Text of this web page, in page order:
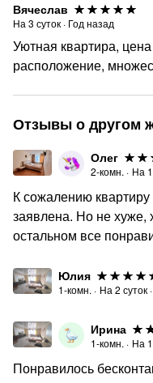
Вячеслав
На 3 суток · Год назад
Уютная квартира,
расположение,
Отзывы о другом
Олег
2-комн. · На 1
К сожалению
заявлена. Но не хуже,
остальном все
Юлия
1-комн. · На 2 суток ·
Ирина
1-комн. · На 1
Понравилось